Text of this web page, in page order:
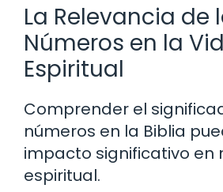
La Relevancia de
Números en la
Espiritual
Comprender el
números en la Biblia
impacto significativo en
espiritual.